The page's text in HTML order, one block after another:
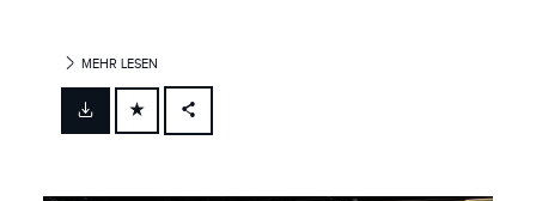
MEHR LESEN
FACEBOOK